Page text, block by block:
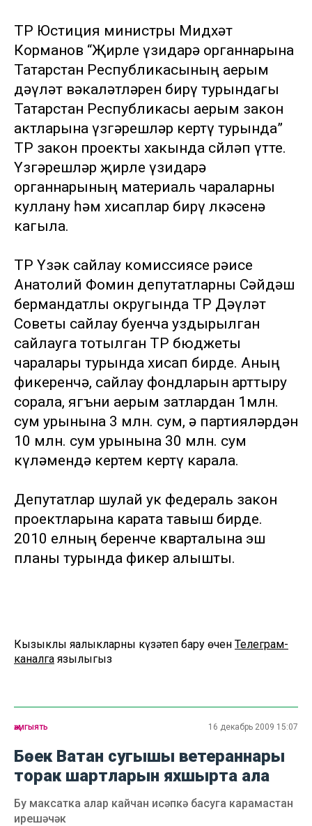
ТР Юстиция министры Мидхәт
Корманов “Җирле үзидарә органнарына
Татарстан Республикасының аерым
дәүләт вәкаләтләрен бирү турындагы
Татарстан Республикасы аерым закон
актларына үзгәрешләр кертү турында”
ТР закон проекты хакында сөйләп үтте.
Үзгәрешләр җирле үзидарә
органнарының материаль чараларны
куллану һәм хисаплар бирү өлкәсенә
кагыла.
ТР Үзәк сайлау комиссиясе рәисе
Анатолий Фомин депутатларны Сәйдәш
бермандатлы округында ТР Дәүләт
Советы сайлау буенча уздырылган
сайлауга тотылган ТР бюджеты
чаралары турында хисап бирде. Аның
фикеренчә, сайлау фондларын арттыру
сорала, ягъни аерым затлардан 1млн.
сум урынына 3 млн. сум, ә партияләрдән
10 млн. сум урынына 30 млн. сум
күләмендә кертем кертү карала.
Депутатлар шулай ук федераль закон
проектларына карата тавыш бирде.
2010 елның беренче кварталына эш
планы турында фикер алышты.
Кызыклы яңалыкларны күзәтеп бару өчен Телеграм-
каналга язылыгыз
җәмгыять 16 декабрь 2009 15:07
Бөек Ватан сугышы ветераннары
торак шартларын яхшырта ала
Бу максатка алар кайчан исәпкә басуга карамастан
ирешәчәк